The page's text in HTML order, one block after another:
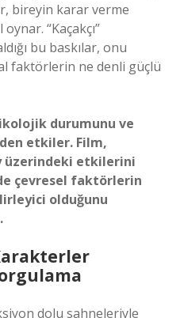
bireyin karar verme
“Kaçakçı”
bu baskılar, onu
faktörlerin ne denli güçlü
durumunu ve
etkiler. Film,
üzerindeki etkilerini
çevresel faktörlerin
olduğunu
dolu sahneleriyle